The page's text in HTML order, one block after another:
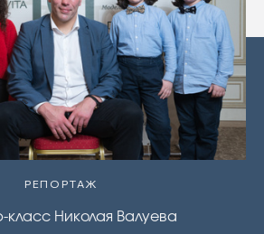
РЕПОРТАЖ
класс Николая Валуева